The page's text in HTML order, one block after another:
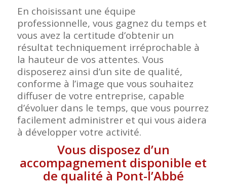
En choisissant une équipe
professionnelle, vous gagnez du temps et
vous avez la certitude d’obtenir un
résultat techniquement irréprochable à
la hauteur de vos attentes. Vous
disposerez ainsi d’un site de qualité,
conforme à l’image que vous souhaitez
diffuser de votre entreprise, capable
d’évoluer dans le temps, que vous pourrez
facilement administrer et qui vous aidera
à développer votre activité.
Vous disposez d’un
accompagnement disponible et
de qualité à Pont-l’Abbé